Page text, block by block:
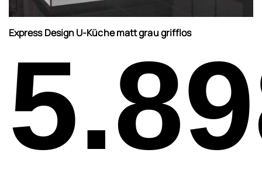
Express Design U-Küche matt grau grifflos